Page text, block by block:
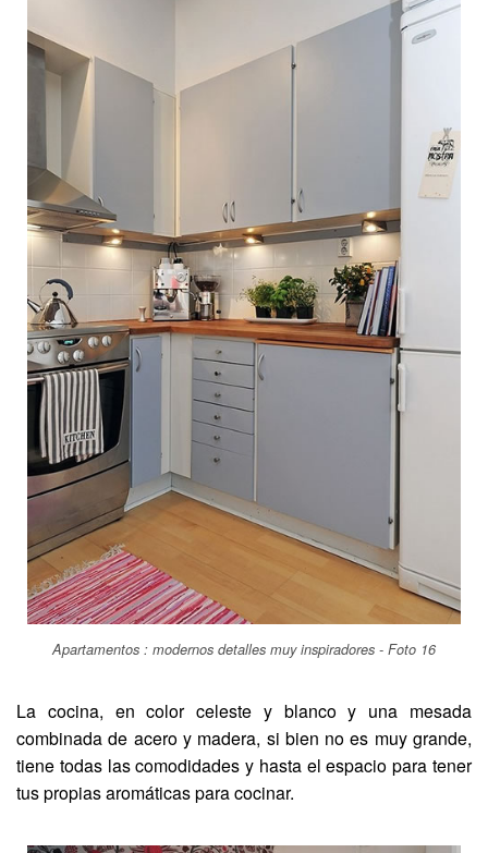
Apartamentos : modernos detalles muy inspiradores - Foto 16
La cocina, en color celeste y blanco y una mesada
combinada de acero y madera, si bien no es muy grande,
tiene todas las comodidades y hasta el espacio para tener
tus propias aromáticas para cocinar.